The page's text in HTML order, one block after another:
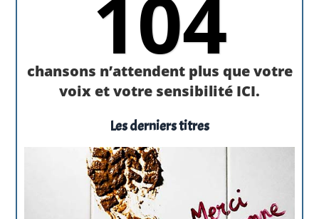
104
chansons n’attendent plus que votre
voix et votre sensibilité ICI.
Les derniers titres